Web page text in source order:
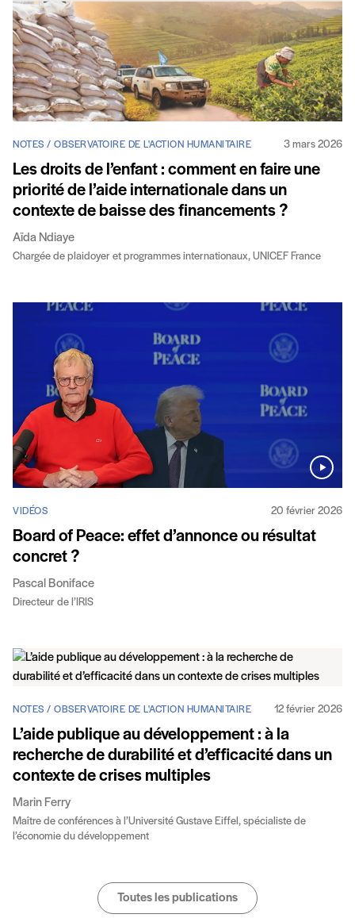
NOTES / OBSERVATOIRE DE L'ACTION HUMANITAIRE 3 mars 2026
Les droits de l’enfant : comment en faire une
priorité de l’aide internationale dans un
contexte de baisse des financements ?
Aïda Ndiaye
Chargée de plaidoyer et programmes internationaux, UNICEF France
VIDÉOS 20 février 2026
Board of Peace: effet d’annonce ou résultat
concret ?
Pascal Boniface
Directeur de l’IRIS
NOTES / OBSERVATOIRE DE L'ACTION HUMANITAIRE 12 février 2026
L’aide publique au développement : à la
recherche de durabilité et d’efficacité dans un
contexte de crises multiples
Marin Ferry
Maître de conférences à l’Université Gustave Eiffel, spécialiste de
l’économie du développement
Toutes les publications